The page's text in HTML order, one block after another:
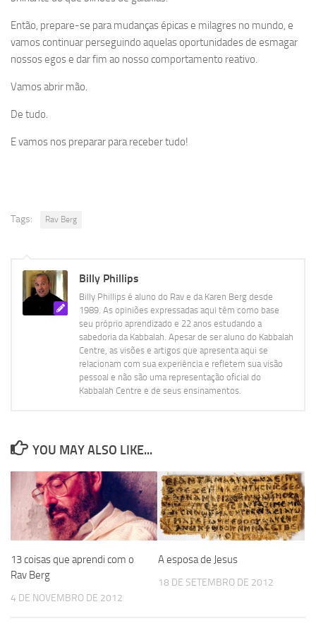
Então, prepare-se para mudanças épicas e milagres no mundo, e
vamos continuar perseguindo aquelas oportunidades de esmagar
nossos egos e dar fim ao nosso comportamento reativo.
Vamos abrir mão.
De tudo.
E vamos nos preparar para receber tudo!
Tags: Rav Berg
Billy Phillips
Billy Phillips é aluno do Rav e da Karen Berg desde
1989. As opiniões expressadas aqui têm como base
seu próprio aprendizado e 22 anos estudando a
sabedoria da Kabbalah. Apesar de ser aluno do Kabbalah
Centre, as visões e artigos que apresenta aqui se
relacionam com sua experiência e refletem sua visão
pessoal e não são uma representação oficial do
Kabbalah Centre e de seus ensinamentos.
YOU MAY ALSO LIKE...
13 coisas que aprendi com o
Rav Berg
4 DE NOVEMBRO DE 2012
A esposa de Jesus
18 DE SETEMBRO DE 2012